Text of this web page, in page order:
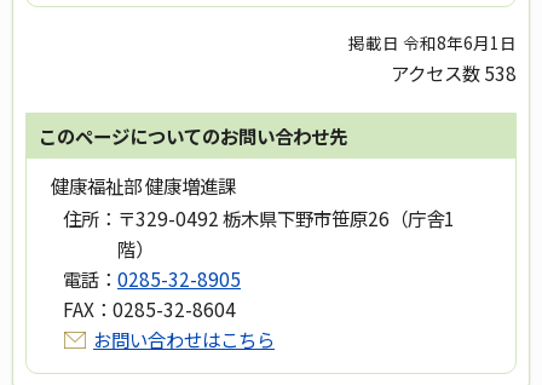
掲載日 令和8年6月1日
アクセス数538
このページについてのお問い合わせ先
健康福祉部 健康増進課
住所： 〒329-0492 栃木県下野市笹原26（庁舎1
階）
電話： 0285-32-8905
FAX： 0285-32-8604
お問い合わせはこちら